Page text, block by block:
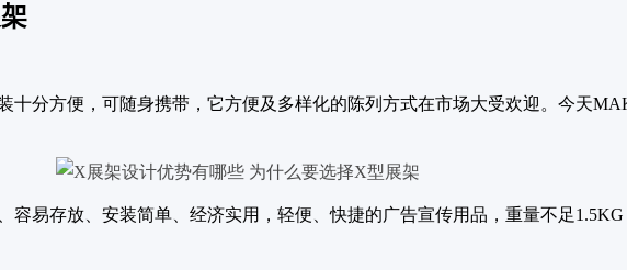
十分方便，可随身携带，它方便及多样化的陈列方式在市场大受欢迎。今天
易存放、安装简单、经济实用，轻便、快捷的广告宣传用品，重量不足